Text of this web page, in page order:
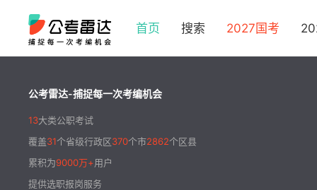
首页 搜索 2027国考
公考雷达-捕捉每一次考编机会
13大类公职考试
覆盖31个省级行政区370个市2862个区县
累积为9000万+用户
提供选职报岗服务